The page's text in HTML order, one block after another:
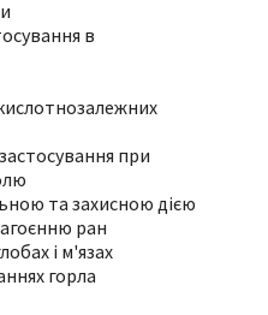
в
при
та захисною дією
ран
і м'язах
горла